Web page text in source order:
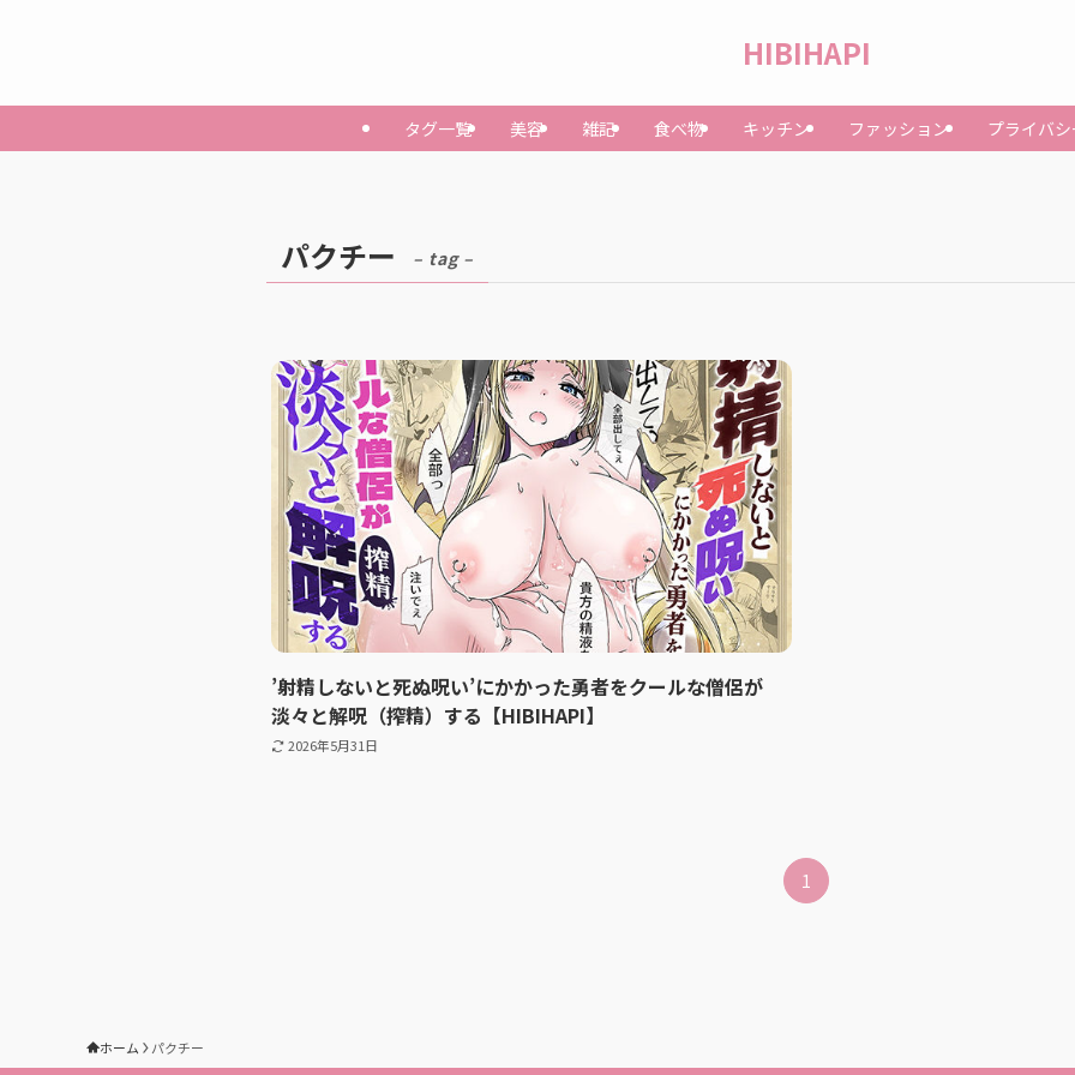
HIBIHAPI
タグ一覧 美容 雑記 食べ物 キッチン ファッション プライバ
パクチー – tag –
’射精しないと死ぬ呪い’にかかった勇者をクールな僧侶が
淡々と解呪（搾精）する【HIBIHAPI】
2026年5月31日
1
ホーム パクチー